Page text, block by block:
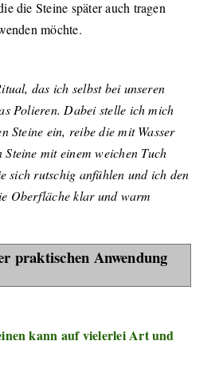
die Steine später auch tragen
möchte.
das ich selbst bei unseren
Polieren. Dabei stelle ich mich
Steine ein, reibe die mit Wasser
Steine mit einem weichen Tuch
sich rutschig anfühlen und ich den
Oberfläche klar und warm
praktischen Anwendung
kann auf vielerlei Art und